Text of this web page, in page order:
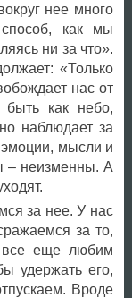
нее много
способ, как мы
ни за что».
«Только
нас от
как небо,
наблюдает за
мысли и
– неизменны. А
за нее. У нас
за то,
все еще любим
удержать его,
Вроде